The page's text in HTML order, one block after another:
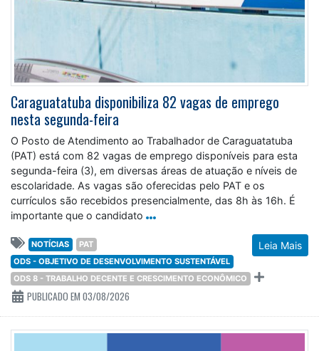
Caraguatatuba disponibiliza 82 vagas de emprego
nesta segunda-feira
O Posto de Atendimento ao Trabalhador de Caraguatatuba
(PAT) está com 82 vagas de emprego disponíveis para esta
segunda-feira (3), em diversas áreas de atuação e níveis de
escolaridade. As vagas são oferecidas pelo PAT e os
currículos são recebidos presencialmente, das 8h às 16h. É
importante que o candidato
Leia Mais
NOTÍCIAS
PAT
ODS - OBJETIVO DE DESENVOLVIMENTO SUSTENTÁVEL
ODS 8 - TRABALHO DECENTE E CRESCIMENTO ECONÔMICO
PUBLICADO EM 03/08/2026